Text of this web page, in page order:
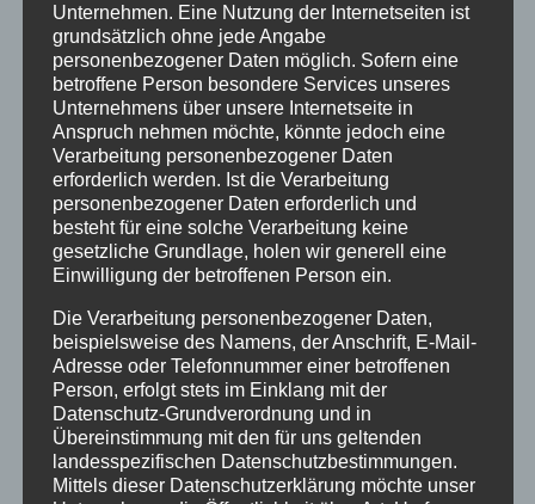
Erlebnisweg „Uff d´r Alp“, der sich an der
Nebelhorn-Station Seealpe befindet.
WINTERURLAUB NEBELHORN
Aber nicht nur im Sommer lohnt sich eine
Übernachtung in der Nähe des Nebelhorns,
zum Beispiel imHotel Sonnenheimim
Oberstdorf. Auch Urlauber, die ihren
Aktivurlaub am Nebelhorn für die
Wintermonate planen, kommen voll und ganz
auf ihre Kosten. Neben den
Winterwanderwegen, die zu ausgedehnten
Erkundungstouren durch den Schnee einladen,
können hier auch die gut präparierten Loipen
für den Skilanglauf genutzt werden.
Unternehmen. Eine Nutzung der Internetseiten ist
grundsätzlich ohne jede Angabe
personenbezogener Daten möglich. Sofern eine
betroffene Person besondere Services unseres
Unternehmens über unsere Internetseite in
Anspruch nehmen möchte, könnte jedoch eine
Verarbeitung personenbezogener Daten
erforderlich werden. Ist die Verarbeitung
personenbezogener Daten erforderlich und
besteht für eine solche Verarbeitung keine
gesetzliche Grundlage, holen wir generell eine
Einwilligung der betroffenen Person ein.
Die Verarbeitung personenbezogener Daten,
beispielsweise des Namens, der Anschrift, E-Mail-
Adresse oder Telefonnummer einer betroffenen
Person, erfolgt stets im Einklang mit der
Datenschutz-Grundverordnung und in
Übereinstimmung mit den für uns geltenden
landesspezifischen Datenschutzbestimmungen.
Mittels dieser Datenschutzerklärung möchte unser